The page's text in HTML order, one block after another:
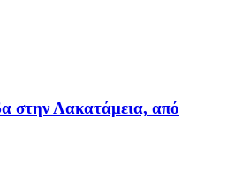
στην Λακατάμεια, από